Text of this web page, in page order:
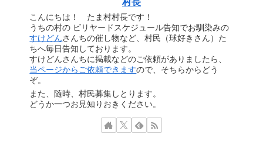
村長
こんにちは！ たま村村長です！
うちの村の ビリヤードスケジュール告知でお馴染みの
すけどんさんちの催し物など、村民（球好きさん）た
ちへ毎日告知しております。
すけどんさんちに掲載などのご依頼がありましたら、
当ページからご依頼できますので、そちらからどう
ぞ。
また、随時、村民募集しとります。
どうか一つお見知りおきください。